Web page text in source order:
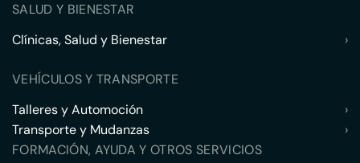
SALUD Y BIENESTAR
Clínicas, Salud y Bienestar
›
VEHÍCULOS Y TRANSPORTE
Talleres y Automoción
›
Transporte y Mudanzas
›
FORMACIÓN, AYUDA Y OTROS SERVICIOS